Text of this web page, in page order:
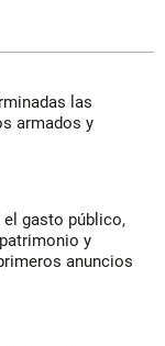
las
armados y
el gasto público,
y
anuncios